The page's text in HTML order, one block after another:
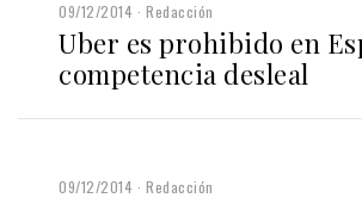
09/12/2014 Redacción
Uber es prohibido en
competencia desleal
09/12/2014 Redacción